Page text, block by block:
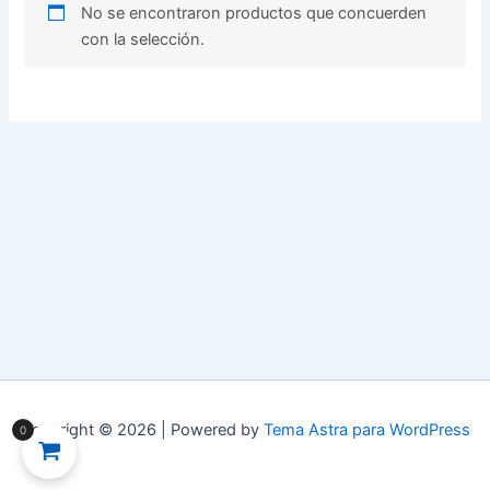
No se encontraron productos que concuerden
con la selección.
Copyright © 2026 | Powered by Tema Astra para WordPress
0